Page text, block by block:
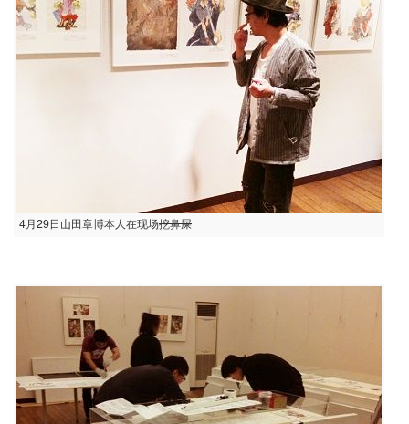
4月29日山田章博本人在现场挖鼻屎